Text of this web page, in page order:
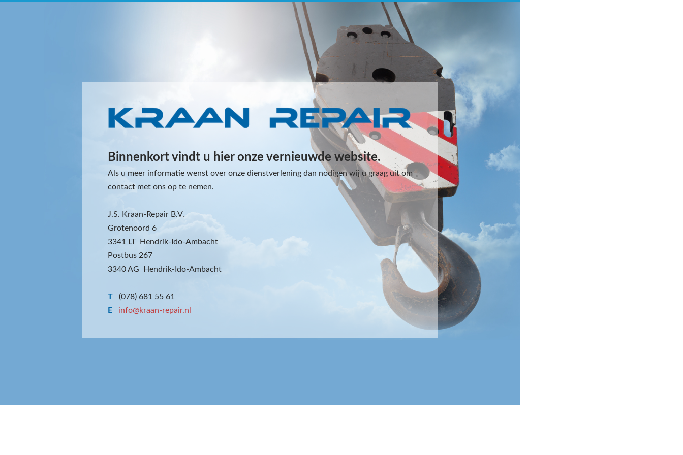
Binnenkort vindt u hier onze vernieuwde website.
Als u meer informatie wenst over onze dienstverlening dan nodigen wij u graag uit om
contact met ons op te nemen.
J.S. Kraan-Repair B.V.
Grotenoord 6
3341 LT Hendrik-Ido-Ambacht
Postbus 267
3340 AG Hendrik-Ido-Ambacht
T
(078) 681 55 61
E
info@kraan-repair.nl